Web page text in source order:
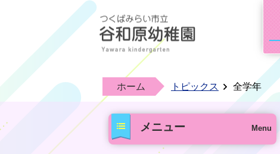
ホーム トピックス 全学年
メニュー Menu